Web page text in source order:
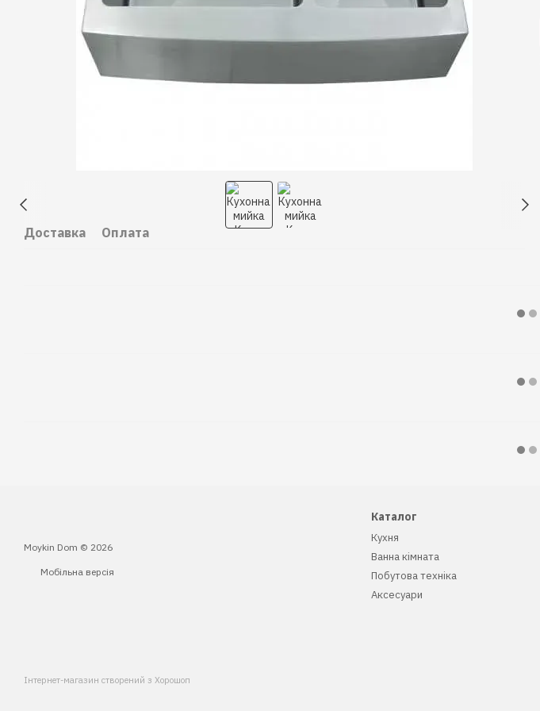
Доставка Оплата
Moykin Dom © 2026
Мобільна версія
Інтернет-магазин створений з Хорошоп
Каталог
Кухня
Ванна кімната
Побутова техніка
Аксесуари